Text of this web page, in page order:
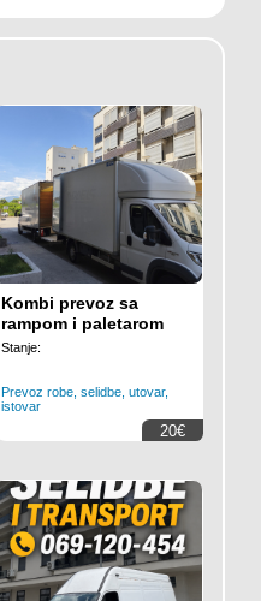
Kombi prevoz sa
rampom i paletarom
Stanje:
Prevoz robe, selidbe, utovar,
istovar
20€